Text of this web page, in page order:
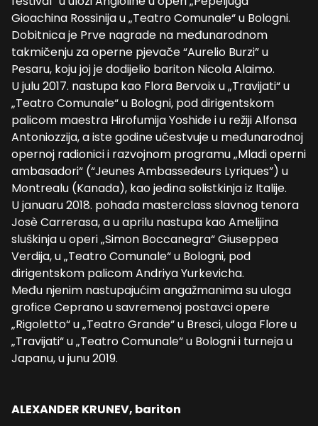
Gioachina Rossinija u „Teatro Comunale“ u Bologni.
Dobitnica je Prve nagrade na međunarodnom
takmičenju za operne pjevače “Aurelio Burzi” u
Pesaru, koju joj je dodijelio bariton Nicola Alaimo.
U julu 2017. nastupa kao Flora Bervoix u „Travijati“ u
„Teatro Comunale“ u Bologni, pod dirigentskom
palicom maestra Hirofumija Yoshide i u režiji Alfonsa
Antoniozzija, a iste godine učestvuje u međunarodnoj
opernoj radionici i razvojnom programu „Mladi operni
ambasadori“ (“Jeunes Ambassedeurs Lyriques”) u
Montrealu (Kanada), kao jedina solistkinja iz Italije.
U januaru 2018. pohađa masterclass slavnog tenora
Josè Carrerasa, a u aprilu nastupa kao Amelijina
sluškinja u operi „Simon Boccanegra“ Giuseppea
Verdija, u „Teatro Comunale“ u Bologni, pod
dirigentskom palicom Andriya Yurkevicha.
Među njenim nastupajućim angažmanima su uloga
grofice Ceprano u savremenoj postavci opere
„Rigoletto“ u „Teatro Grande“ u Bresci, uloga Flore u
„Travijati“ u „Teatro Comunale“ u Bologni i turneja u
Japanu, u junu 2019.
ALEXANDER KRUNEV, bariton